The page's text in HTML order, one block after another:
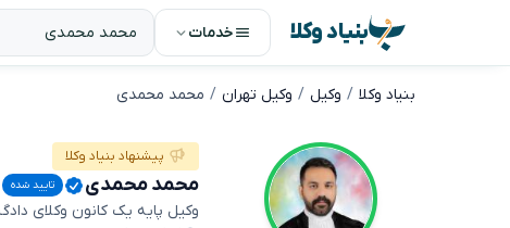
بنیاد وکلا خدمات
بنیاد وکلا وکیل وکیل تهران محمد محمدی
پیشنهاد بنیاد وکلا
محمد محمدی تایید شده
وکیل پایه یک کانون وکلای